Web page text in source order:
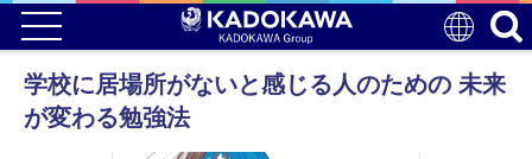
学校に居場所がないと感じる人のための 未来
が変わる勉強法